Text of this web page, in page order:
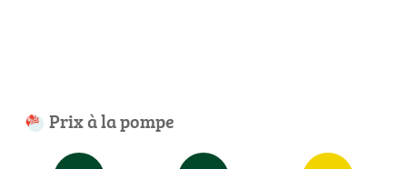
Prix à la pompe